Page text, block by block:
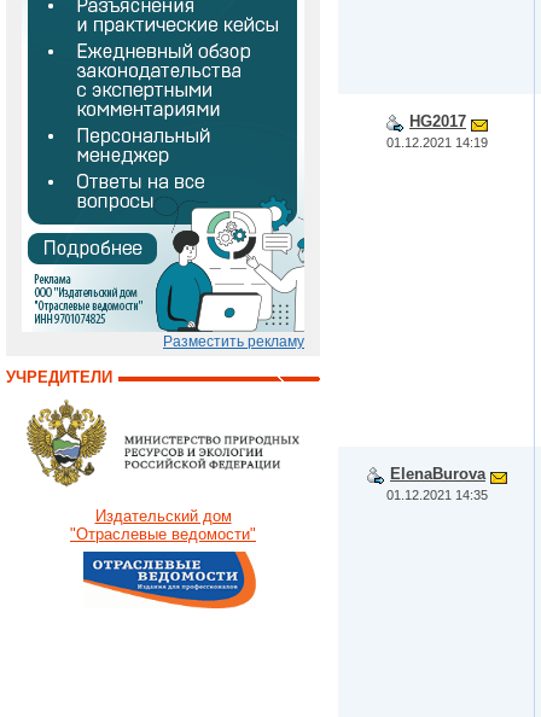
Разместить рекламу
УЧРЕДИТЕЛИ
Издательский дом
"Отраслевые ведомости"
HG2017
01.12.2021 14:19
ElenaBurova
01.12.2021 14:35